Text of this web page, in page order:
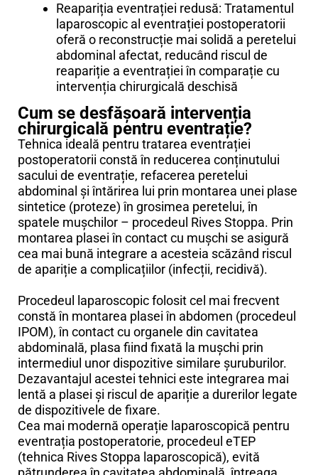
Reapariția eventrației redusă: Tratamentul
laparoscopic al eventrației postoperatorii
oferă o reconstrucție mai solidă a peretelui
abdominal afectat, reducând riscul de
reapariție a eventrației în comparație cu
intervenția chirurgicală deschisă
Cum se desfășoară intervenția
chirurgicală pentru eventrație?
Tehnica ideală pentru tratarea eventrației
postoperatorii constă în reducerea conținutului
sacului de eventrație, refacerea peretelui
abdominal și întărirea lui prin montarea unei plase
sintetice (proteze) în grosimea peretelui, în
spatele mușchilor – procedeul Rives Stoppa. Prin
montarea plasei în contact cu mușchi se asigură
cea mai bună integrare a acesteia scăzând riscul
de apariție a complicațiilor (infecții, recidivă).
Procedeul laparoscopic folosit cel mai frecvent
constă în montarea plasei în abdomen (procedeul
IPOM), în contact cu organele din cavitatea
abdominală, plasa fiind fixată la mușchi prin
intermediul unor dispozitive similare șuruburilor.
Dezavantajul acestei tehnici este integrarea mai
lentă a plasei și riscul de apariție a durerilor legate
de dispozitivele de fixare.
Cea mai modernă operație laparoscopică pentru
eventrația postoperatorie, procedeul eTEP
(tehnica Rives Stoppa laparoscopică), evită